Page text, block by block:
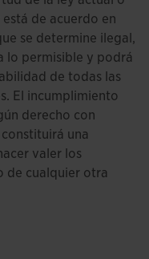
de acuerdo en
se determine ilegal,
lo permisible y podrá
de todas las
El incumplimiento
derecho con
una
valer los
de cualquier otra